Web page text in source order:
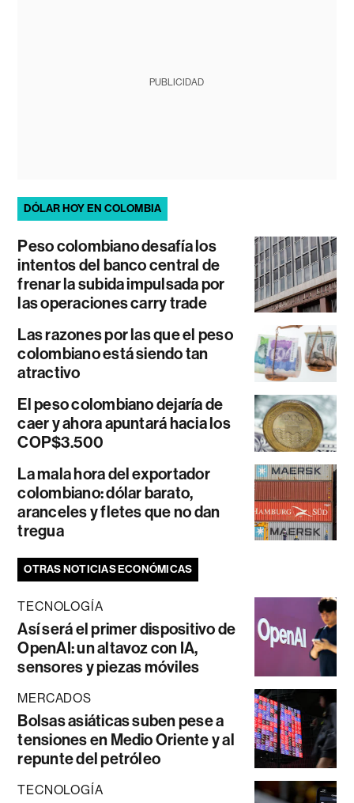
PUBLICIDAD
DÓLAR HOY EN COLOMBIA
Peso colombiano desafía los
intentos del banco central de
frenar la subida impulsada por
las operaciones carry trade
Las razones por las que el peso
colombiano está siendo tan
atractivo
El peso colombiano dejaría de
caer y ahora apuntará hacia los
COP$3.500
La mala hora del exportador
colombiano: dólar barato,
aranceles y fletes que no dan
tregua
OTRAS NOTICIAS ECONÓMICAS
TECNOLOGÍA
Así será el primer dispositivo de
OpenAI: un altavoz con IA,
sensores y piezas móviles
MERCADOS
Bolsas asiáticas suben pese a
tensiones en Medio Oriente y al
repunte del petróleo
TECNOLOGÍA